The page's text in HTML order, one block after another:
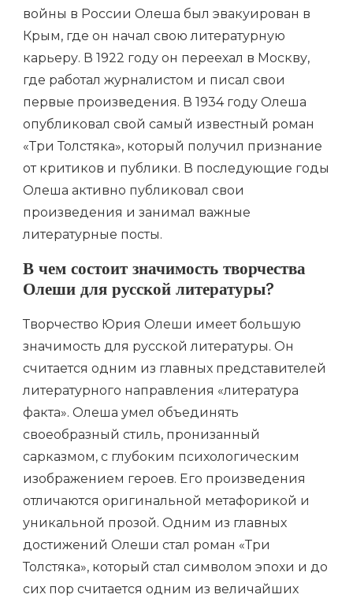
войны в России Олеша был эвакуирован в
Крым, где он начал свою литературную
карьеру. В 1922 году он переехал в Москву,
где работал журналистом и писал свои
первые произведения. В 1934 году Олеша
опубликовал свой самый известный роман
«Три Толстяка», который получил признание
от критиков и публики. В последующие годы
Олеша активно публиковал свои
произведения и занимал важные
литературные посты.
В чем состоит значимость творчества
Олеши для русской литературы?
Творчество Юрия Олеши имеет большую
значимость для русской литературы. Он
считается одним из главных представителей
литературного направления «литература
факта». Олеша умел объединять
своеобразный стиль, пронизанный
сарказмом, с глубоким психологическим
изображением героев. Его произведения
отличаются оригинальной метафорикой и
уникальной прозой. Одним из главных
достижений Олеши стал роман «Три
Толстяка», который стал символом эпохи и до
сих пор считается одним из величайших